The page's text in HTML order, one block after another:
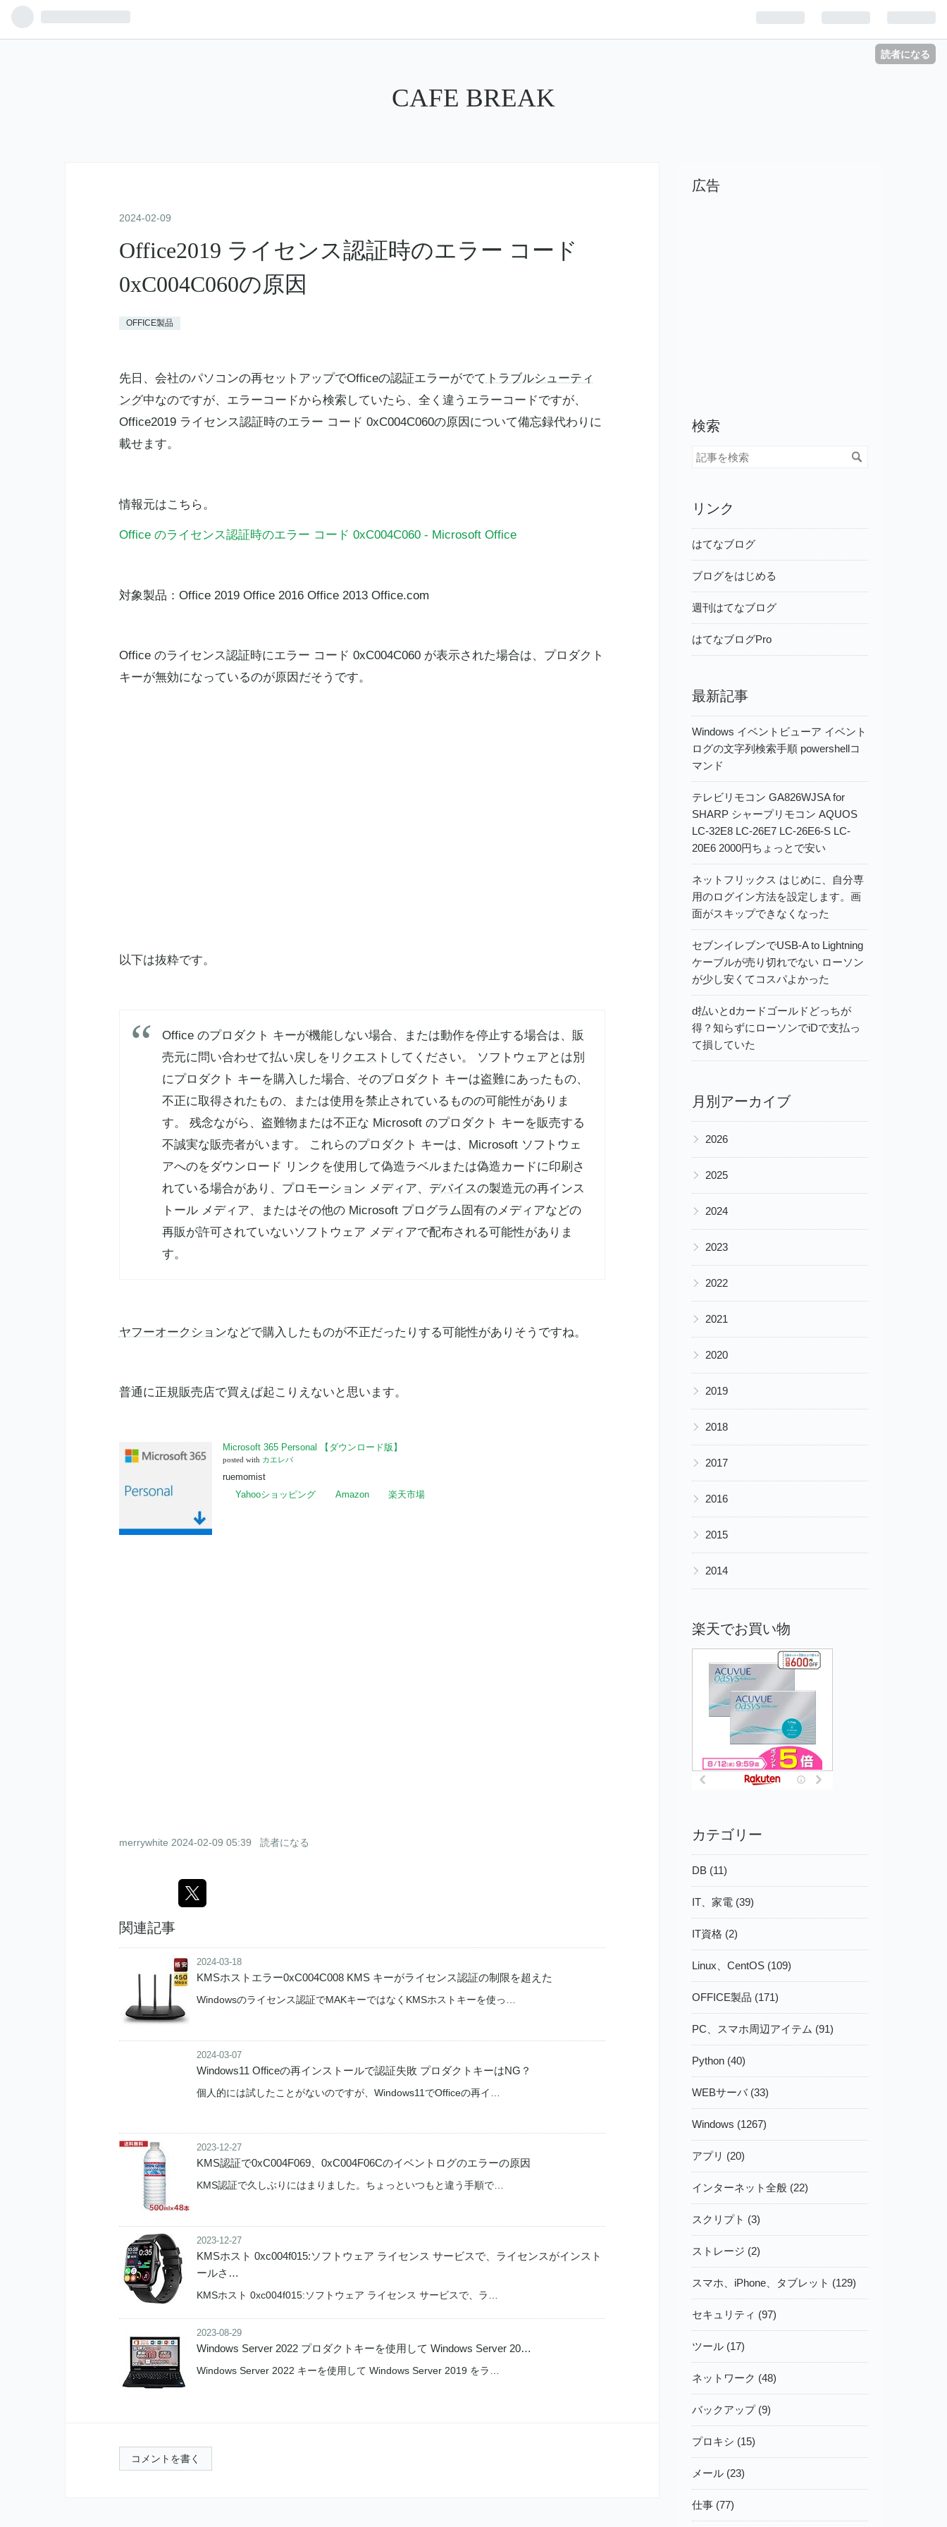
読者になる
CAFE BREAK
2024-02-09
Office2019 ライセンス認証時のエラー コード
0xC004C060の原因
OFFICE製品
先日、会社のパソコンの再セットアップでOfficeの認証エラーがでて トラブルシューティ
ング中なのですが、エラーコードから検索していたら、全く違うエラーコードですが、
Office2019 ライセンス認証時のエラー コード 0xC004C060の原因について備忘録代わりに
載せます。
情報元はこちら。
Office のライセンス認証時のエラー コード 0xC004C060 - Microsoft Office
対象製品：Office 2019 Office 2016 Office 2013 Office.com
Office のライセンス認証時にエラー コード 0xC004C060 が表示された場合は、プロダクト
キーが無効になっているのが原因だそうです。
以下は抜粋です。
Office のプロダクト キーが機能しない場合、または動作を停止する場合は、販
売元に問い合わせて払い戻しをリク エス トしてください。 ソフトウェアとは別
にプロダクト キーを購入した場合、そのプロダクト キーは盗難にあったもの、
不正に取得されたもの、または使用を禁止されているものの可能性がありま
す。 残念ながら、盗難物または不正な Microsoftのプロダクト キーを販売する
不誠実な販売者がいます。 これらのプロダクト キーは、 Microsoftソフトウェ
アへのをダウンロード リンクを使用して偽造ラベルまたは偽造カードに印刷さ
れている場合があり、プロモーション メディア、デバイスの製造元の再インス
トール メディア、またはその他の Microsoftプログラム固有のメディアなどの
再販が許可されていないソフトウェア メディアで配布される可能性がありま
す。
ヤフーオークションなどで購入したものが不正だったりする可能性がありそうですね。
普通に正規販売店で買えば起こりえないと思います。
Microsoft 365 Personal 【ダウンロード版】
posted with カエレバ
ruemomist
Yahooショッピング
Amazon 楽天市場
merrywhite 2024-02-09 05:39 読者になる
関連記事
2024-03-18
KMSホストエラー0xC004C008 KMS キーがライセンス認証の制限を超えた
Windowsのライセンス認証でMAKキーではなくKMSホストキーを使っ…
2024-03-07
Windows11 Officeの再インストールで認証失敗 プロダクトキーはNG？
個人的には試したことがないのですが、Windows11でOfficeの再イ…
2023-12-27
KMS認証で0xC004F069、0xC004F06Cのイベントログのエラーの原因
KMS認証で久しぶりにはまりました。ちょっといつもと違う手順で…
2023-12-27
KMSホスト 0xc004f015:ソフトウェア ライセンス サービスで、ライセンスがインスト
ールさ…
KMSホスト 0xc004f015:ソフトウェア ライセンス サービスで、ラ…
2023-08-29
Windows Server 2022 プロダクトキーを使用して Windows Server 20…
Windows Server 2022 キーを使用して Windows Server 2019 をラ…
コメントを書く
広告
検索
リンク
はてなブログ
ブログをはじめる
週刊はてなブログ
はてなブログPro
最新記事
Windows イベントビューア イベント
ログの文字列検索手順 powershellコ
マンド
テレビリモコン GA826WJSA for
SHARP シャープリモコン AQUOS
LC-32E8 LC-26E7 LC-26E6-S LC-
20E6 2000円ちょっとで安い
ネットフリックス はじめに、自分専
用のログイン方法を設定します。画
面がスキップできなくなった
セブンイレブンでUSB-A to Lightning
ケーブルが売り切れでない ローソン
が少し安くてコスパよかった
d払いとdカードゴールドどっちが
得？知らずにローソンでiDで支払っ
て損していた
月別アーカイブ
▶ 2026
▶ 2025
▶ 2024
▶ 2023
▶ 2022
▶ 2021
▶ 2020
▶ 2019
▶ 2018
▶ 2017
▶ 2016
▶ 2015
▶ 2014
楽天でお買い物
カテゴリー
DB (11)
IT、家電 (39)
IT資格 (2)
Linux、CentOS (109)
OFFICE製品 (171)
PC、スマホ周辺アイテム (91)
Python (40)
WEBサーバ (33)
Windows (1267)
アプリ (20)
インターネット全般 (22)
スクリプト (3)
ストレージ (2)
スマホ、iPhone、タブレット (129)
セキュリティ (97)
ツール (17)
ネットワーク (48)
バックアップ (9)
プロキシ (15)
メール (23)
仕事 (77)